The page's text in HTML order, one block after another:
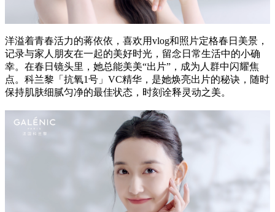
洋溢着青春活力的蒋依依，喜欢用vlog和照片定格春日美景，
记录与家人朋友在一起的美好时光，留念日常生活中的小确
幸。在春日镜头里，她总能美美“出片”，成为人群中闪耀焦
点。科兰黎「抗氧1号」VC精华，是她焕亮出片的秘诀，随时
保持肌肤细腻匀净的最佳状态，时刻诠释灵动之美。